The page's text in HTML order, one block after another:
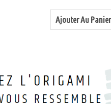
Ajouter Au Panier